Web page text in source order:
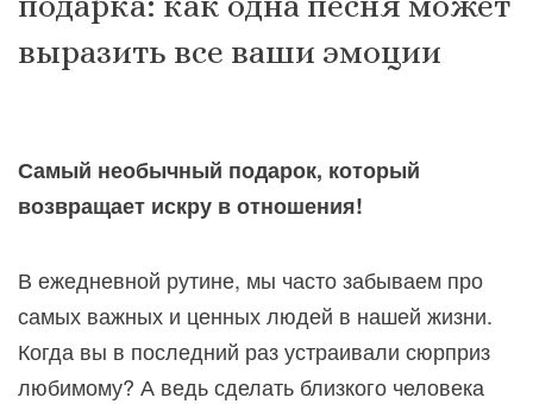
выразить все ваши эмоции
Самый необычный подарок, который
возвращает искру в отношения!
В ежедневной рутине, мы часто забываем про
самых важных и ценных людей в нашей жизни.
Когда вы в последний раз устраивали сюрприз
любимому? А ведь сделать близкого человека